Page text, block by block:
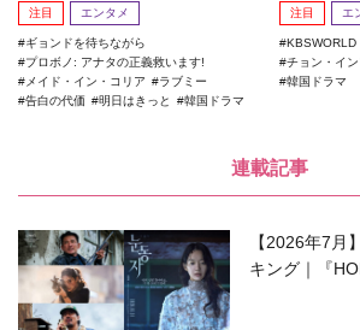
注目 エンタメ
ギョンドを待ちながら
プロボノ: アナタの正義救います!
メイド・イン・コリア
ラブミー
告白の代価
明日はきっと 韓国ドラマ
注目 エ
KBSWORLD
チョン・イ
韓国ドラマ
連載記事
【2026年7月
キング｜『